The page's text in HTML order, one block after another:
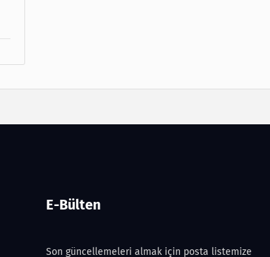
E-Bülten
Son güncellemeleri almak için posta listemize